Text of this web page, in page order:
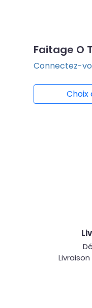
Faitage O
Connectez-
Choix